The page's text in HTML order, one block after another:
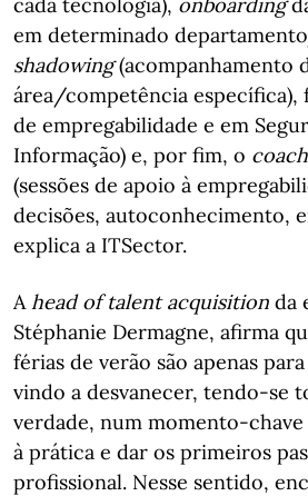
em determinado
shadowing(acompanhamento
área/competência específica),
de empregabilidade e em
Informação) e, por fim, o
(sessões de apoio à
decisões, autoconhecimento,
explica a ITSector.
Ahead of talent acquisition da
Stéphanie Dermagne, afirma
férias de verão são apenas
vindo a desvanecer, tendo-se
verdade, num momento-
à prática e dar os primeiros
profissional. Nesse sentido,